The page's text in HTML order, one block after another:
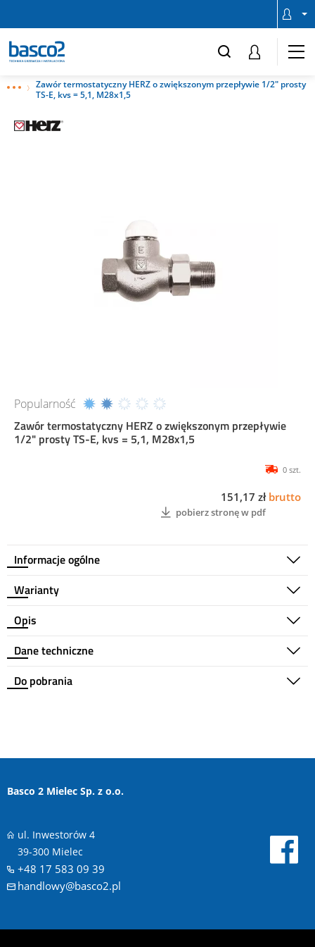
Zawór termostatyczny HERZ o zwiększonym przepływie 1/2" prosty
TS-E, kvs = 5,1, M28x1,5
Popularność
Zawór termostatyczny HERZ o zwiększonym przepływie
1/2" prosty TS-E, kvs = 5,1, M28x1,5
Informacje ogólne
0 szt.
151,17 zł brutto
pobierz stronę w pdf
Warianty
Opis
Dane techniczne
Do pobrania
Basco 2 Mielec Sp. z o.o.
ul. Inwestorów 4
39-300 Mielec
+48 17 583 09 39
handlowy@basco2.pl